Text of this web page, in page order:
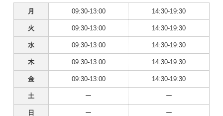
月 09:30-13:00 14:30-19:30
火 09:30-13:00 14:30-19:30
水 09:30-13:00 14:30-19:30
木 09:30-13:00 14:30-19:30
金 09:30-13:00 14:30-19:30
土 ー ー
日 ー ー